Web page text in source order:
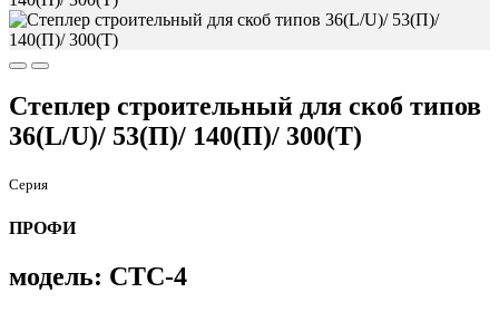
Степлер строительный для скоб типов
36(L/U)/ 53(П)/ 140(П)/ 300(Т)
Серия
ПРОФИ
модель: СТС-4